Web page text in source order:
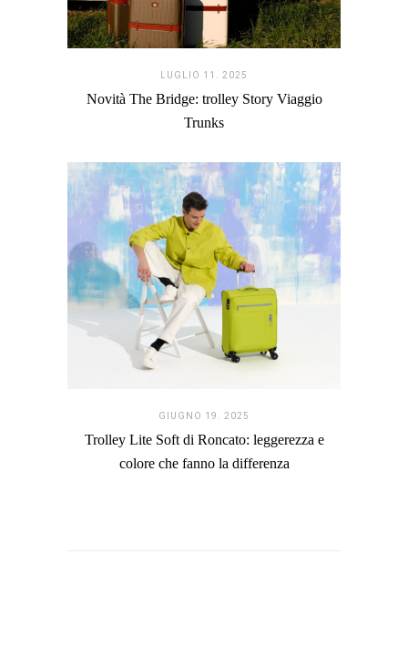
LUGLIO 11. 2025
Novità The Bridge: trolley Story Viaggio
Trunks
GIUGNO 19. 2025
Trolley Lite Soft di Roncato: leggerezza e
colore che fanno la differenza